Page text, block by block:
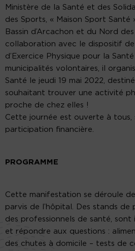
Ministère de la Santé et des
des Sports, « Maison Sport
Bassin d’Arcachon et du Nord
collaboration avec le dispositif
d’Exercice Physique pour la
municipalités volontaires, il
Santé le jeudi 19 mai 2022,
souhaitant trouver une activité
proche de chez elles !
Cette journée est ouverte à tous,
participation financière.
PROGRAMME
Cette manifestation se déroule
parvis de l’hôpital. Des stands de
des professionnels de santé, sont
et répondre aux questions :
des chutes à domicile – tests de